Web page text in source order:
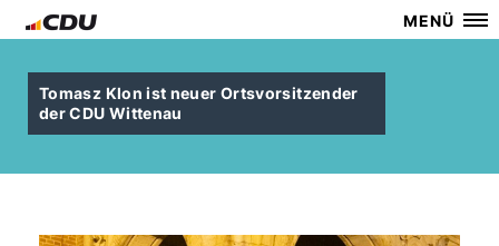
MENÜ
Tomasz Klon ist neuer Ortsvorsitzender
der CDU Wittenau